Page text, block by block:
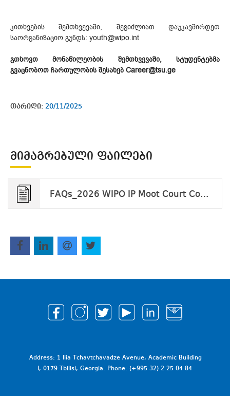
კითხვების შემთხვევაში, შეგიძლიათ დაუკავშირდეთ
საორგანიზაციო გუნდს: youth@wipo.int
გთხოვთ მონაწილეობის შემთხვევაში, სტუდენტებმა
გვაცნობოთ ჩართულობის შესახებ Career@tsu.ge
თარიღი: 20/11/2025
ᲛᲘᲛᲐᲒᲠᲔᲑᲣᲚᲘ ᲤᲐᲘᲚᲔᲑᲘ
FAQs_2026 WIPO IP Moot Court Competition.pdf
Address: 1 Ilia Tchavtchavadze Avenue, Academic Building
I, 0179 Tbilisi, Georgia. Phone: (+995 32) 2 25 04 84